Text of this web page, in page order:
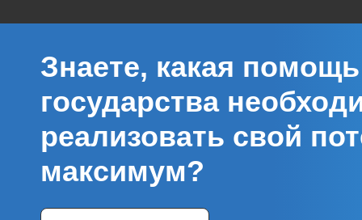
Знаете, какая
государства
реализовать свой
максимум?